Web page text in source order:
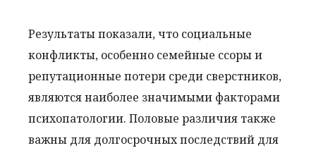
Результаты показали, что социальные
конфликты, особенно семейные ссоры и
репутационные потери среди сверстников,
являются наиболее значимыми факторами
психопатологии. Половые различия также
важны для долгосрочных последствий для